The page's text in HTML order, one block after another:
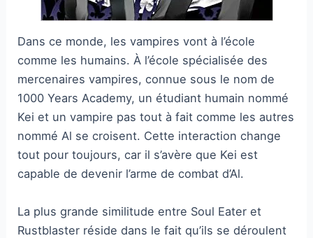
Dans ce monde, les vampires vont à l’école
comme les humains. À l’école spécialisée des
mercenaires vampires, connue sous le nom de
1000 Years Academy, un étudiant humain nommé
Kei et un vampire pas tout à fait comme les autres
nommé Al se croisent. Cette interaction change
tout pour toujours, car il s’avère que Kei est
capable de devenir l’arme de combat d’Al.
La plus grande similitude entre Soul Eater et
Rustblaster réside dans le fait qu’ils se déroulent